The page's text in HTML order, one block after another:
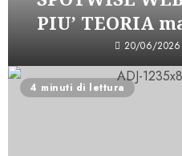
PIU’ TEORIA
20/06/2026
4 minuti di lettura